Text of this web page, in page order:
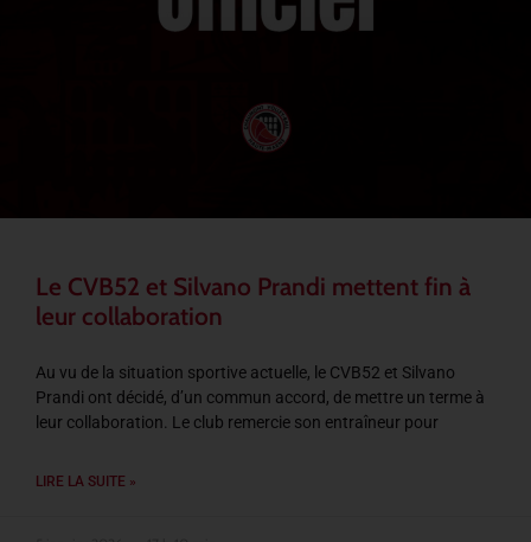
Le CVB52 et Silvano Prandi mettent fin à
leur collaboration
Au vu de la situation sportive actuelle, le CVB52 et Silvano
Prandi ont décidé, d’un commun accord, de mettre un terme à
leur collaboration. Le club remercie son entraîneur pour
LIRE LA SUITE »